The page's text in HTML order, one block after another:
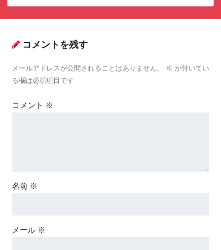
コメントを残す
メールアドレスが公開されることはありません。 ※ が付いてい
る欄は必須項目です
コメント ※
名前 ※
メール ※